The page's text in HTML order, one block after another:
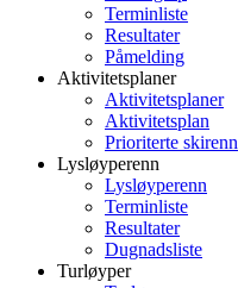
Terminliste
Resultater
Påmelding
Aktivitetsplaner
Aktivitetsplaner
Aktivitetsplan
Prioriterte skirenn
Lysløyperenn
Lysløyperenn
Terminliste
Resultater
Dugnadsliste
Turløyper